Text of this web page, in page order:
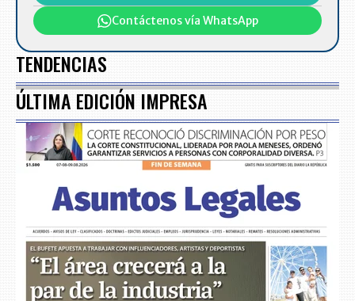
Contáctenos vía WhatsApp
TENDENCIAS
ÚLTIMA EDICIÓN IMPRESA